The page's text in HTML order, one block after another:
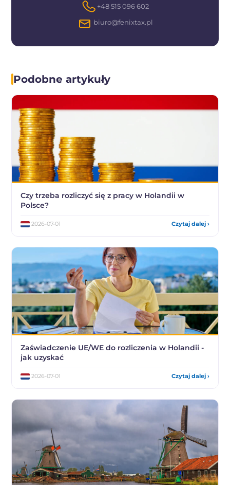
+48 515 096 602
biuro@fenixtax.pl
Podobne artykuły
Czy trzeba rozliczyć się z pracy w Holandii w
Polsce?
2026-07-01 Czytaj dalej ›
Zaświadczenie UE/WE do rozliczenia w Holandii -
jak uzyskać
2026-07-01 Czytaj dalej ›